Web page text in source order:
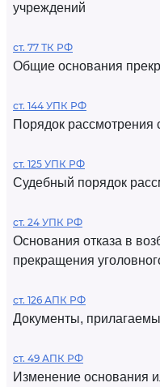
учреждений
ст. 77 ТК РФ
Общие основания
ст. 144 УПК РФ
Порядок рассмотрения
ст. 125 УПК РФ
Судебный порядок
ст. 24 УПК РФ
Основания отказа в
прекращения
ст. 126 АПК РФ
Документы,
ст. 49 АПК РФ
Изменение основания